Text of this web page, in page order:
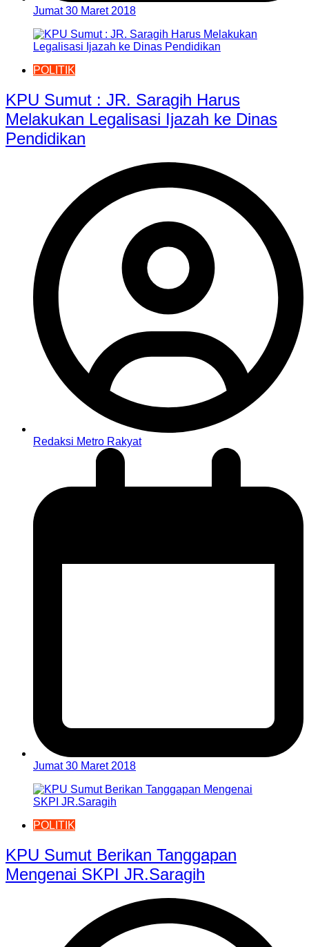
Jumat 30 Maret 2018
POLITIK
KPU Sumut : JR. Saragih Harus
Melakukan Legalisasi Ijazah ke Dinas
Pendidikan
Redaksi Metro Rakyat
Jumat 30 Maret 2018
POLITIK
KPU Sumut Berikan Tanggapan
Mengenai SKPI JR.Saragih